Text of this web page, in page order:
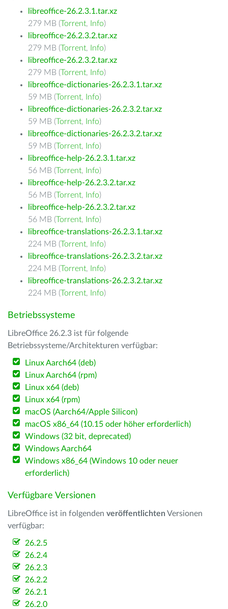
libreoffice-26.2.3.1.tar.xz
279 MB (Torrent, Info)
libreoffice-26.2.3.2.tar.xz
279 MB (Torrent, Info)
libreoffice-26.2.3.2.tar.xz
279 MB (Torrent, Info)
libreoffice-dictionaries-26.2.3.1.tar.xz
59 MB (Torrent, Info)
libreoffice-dictionaries-26.2.3.2.tar.xz
59 MB (Torrent, Info)
libreoffice-dictionaries-26.2.3.2.tar.xz
59 MB (Torrent, Info)
libreoffice-help-26.2.3.1.tar.xz
56 MB (Torrent, Info)
libreoffice-help-26.2.3.2.tar.xz
56 MB (Torrent, Info)
libreoffice-help-26.2.3.2.tar.xz
56 MB (Torrent, Info)
libreoffice-translations-26.2.3.1.tar.xz
224 MB (Torrent, Info)
libreoffice-translations-26.2.3.2.tar.xz
224 MB (Torrent, Info)
libreoffice-translations-26.2.3.2.tar.xz
224 MB (Torrent, Info)
Betriebssysteme
LibreOffice 26.2.3 ist für folgende
Betriebssysteme/Architekturen verfügbar:
Linux Aarch64 (deb)
Linux Aarch64 (rpm)
Linux x64 (deb)
Linux x64 (rpm)
macOS (Aarch64/Apple Silicon)
macOS x86_64 (10.15 oder höher erforderlich)
Windows (32 bit, deprecated)
Windows Aarch64
Windows x86_64 (Windows 10 oder neuer
erforderlich)
Verfügbare Versionen
LibreOffice ist in folgenden veröffentlichten Versionen
verfügbar:
26.2.5
26.2.4
26.2.3
26.2.2
26.2.1
26.2.0